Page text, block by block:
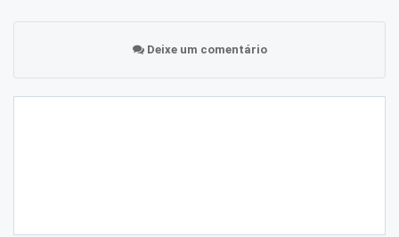
Deixe um comentário